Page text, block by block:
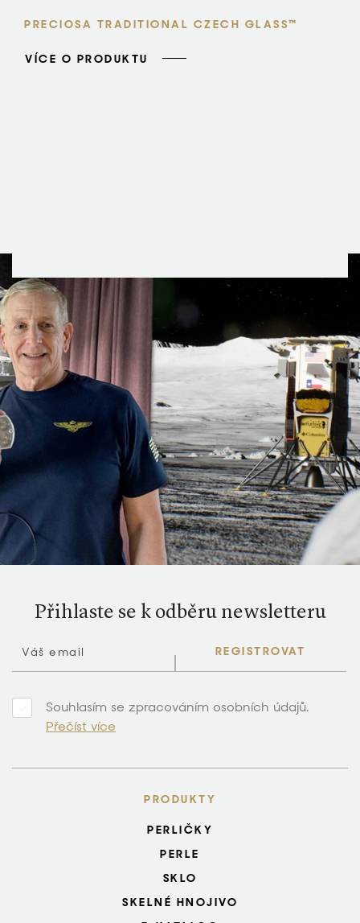
PRECIOSA TRADITIONAL CZECH GLASS™
VÍCE O PRODUKTU
Přihlaste se k odběru newsletteru
REGISTROVAT
Souhlasím se zpracováním osobních údajů.
Přečíst více
PRODUKTY
PERLIČKY
PERLE
SKLO
SKELNÉ HNOJIVO